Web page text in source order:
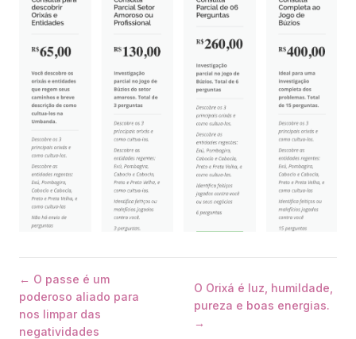
← O passe é um
poderoso aliado para
nos limpar das
negatividades
O Orixá é luz, humildade,
pureza e boas energias.
→